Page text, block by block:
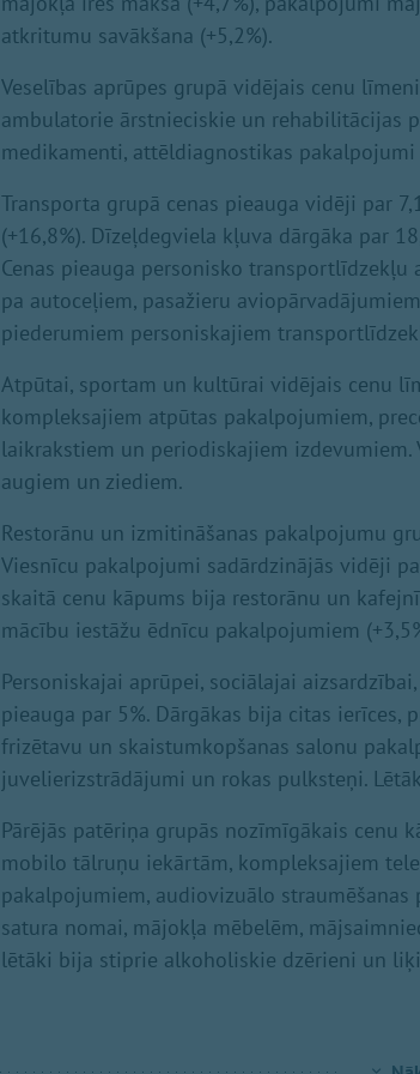
atkritumu savākšana (+5,2%).
Veselības aprūpes grupā vidējais cenu
ambulatorie ārstnieciskie un rehabilitācijas
medikamenti, attēldiagnostikas
Transporta grupā cenas pieauga vidēji par
(+16,8%). Dīzeļdegviela kļuva dārgāka par
Cenas pieauga personisko
pa autoceļiem, pasažieru
piederumiem personiskajiem
Atpūtai, sportam un kultūrai vidējais cenu
kompleksajiem atpūtas pakalpojumiem,
laikrakstiem un periodiskajiem izdevumiem.
augiem un ziediem.
Restorānu un izmitināšanas pakalpojumu
Viesnīcu pakalpojumi sadārdzinājās vidēji
skaitā cenu kāpums bija restorānu un
mācību iestāžu ēdnīcu pakalpojumiem
Personiskajai aprūpei, sociālajai
pieauga par 5%. Dārgākas bija citas
frizētavu un skaistumkopšanas salonu
juvelierizstrādājumi un rokas pulksteņi.
Pārējās patēriņa grupās nozīmīgākais cenu
mobilo tālruņu iekārtām, kompleksajiem
pakalpojumiem, audiovizuālo
satura nomai, mājokļa mēbelēm,
lētāki bija stiprie alkoholiskie dzērieni un